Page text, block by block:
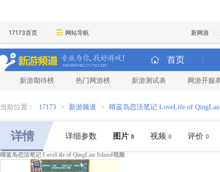
17173首页 网站导航 新网游
首页
新游期待榜 热门网游榜 新游测试表 网游开服
当前位置： 17173 > 新游频道 > 晴蓝岛恋活笔记 LoveLife of QingLan
详情 详细参数 图片 8 视频 0 评价 0
晴蓝岛恋活笔记 LoveLife of QingLan Island视频